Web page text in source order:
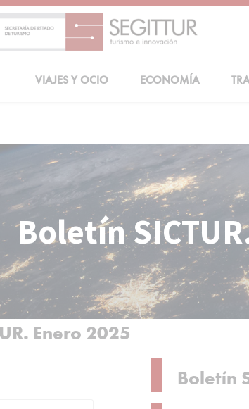
VIAJES Y OCIO ECONOMÍA
Boletín
Enero 2025
Boletín